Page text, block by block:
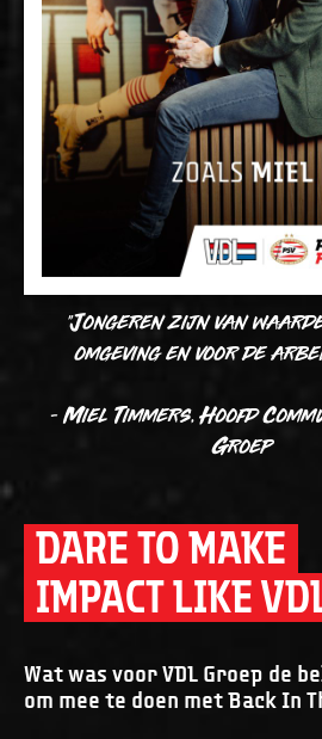
"Jongeren zijn van
omgeving en voor de
- Miel Timmers, Hoofd
Groep
DARE TO MAKE
IMPACT LIKE
Wat was voor VDL Groep de
om mee te doen met Back In